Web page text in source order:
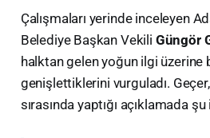
​Çalışmaları yerinde inceleyen
Belediye Başkan Vekili Güngör
halktan gelen yoğun ilgi üzerine
genişlettiklerini vurguladı.
sırasında yaptığı açıklamada